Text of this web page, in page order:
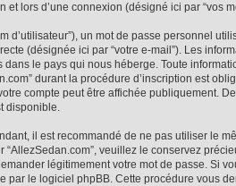
lors d’une connexion (désigné ici par “vos
un mot de passe personnel
(désignée ici par “votre e-mail”). Les
le pays qui nous héberge. Toute
durant la procédure d’inscription est
compte peut être affichée publiquement.
disponible.
il est recommandé de ne pas utiliser le
veuillez le conservez
légitimement votre mot de passe. Si
par le logiciel phpBB. Cette procédure vous